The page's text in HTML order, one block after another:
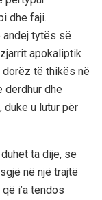
dhe faji.
andej tytës së
apokaliptik
të thikës në
derdhur dhe
duke u lutur për
ta dijë, se
në një trajtë
i’a tendos